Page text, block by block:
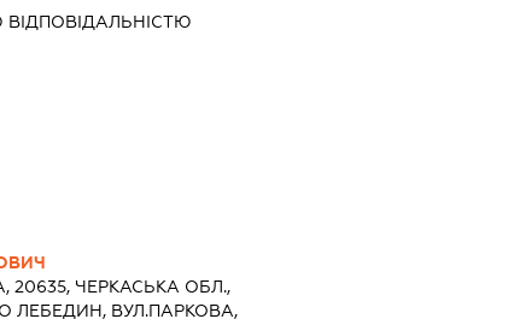
20635, ЧЕРКАСЬКА ОБЛ.,
ЛЕБЕДИН, ВУЛ.ПАРКОВА,